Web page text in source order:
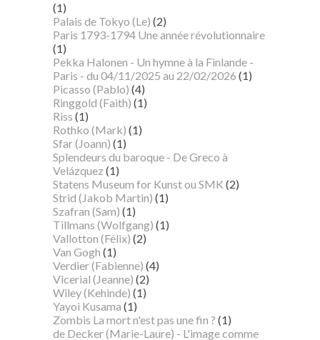
(1)
Palais de Tokyo (Le) (2)
Paris 1793-1794 Une année révolutionnaire
(1)
Pekka Halonen - Un hymne à la Finlande -
Paris - du 04/11/2025 au 22/02/2026 (1)
Picasso (Pablo) (4)
Ringgold (Faith) (1)
Riss (1)
Rothko (Mark) (1)
Sfar (Joann) (1)
Splendeurs du baroque - De Greco à
Velázquez (1)
Statens Museum for Kunst ou SMK (2)
Strid (Jakob Martin) (1)
Szafran (Sam) (1)
Tillmans (Wolfgang) (1)
Vallotton (Félix) (2)
Van Gogh (1)
Verdier (Fabienne) (4)
Vicerial (Jeanne) (2)
Wiley (Kehinde) (1)
Yayoi Kusama (1)
Zombis La mort n'est pas une fin ? (1)
de Decker (Marie-Laure) - L'image comme